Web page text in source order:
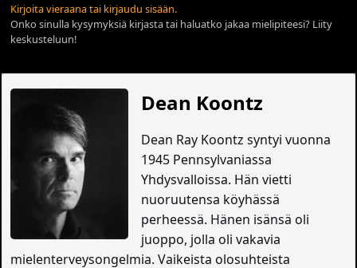
Kirjoita vieraana tai kirjaudu sisään.
Onko sinulla kysymyksiä kirjasta tai haluatko jakaa mielipiteesi? Liity
keskusteluun!
Dean Koontz
Dean Ray Koontz syntyi vuonna
1945 Pennsylvaniassa
Yhdysvalloissa. Hän vietti
nuoruutensa köyhässä
perheessä. Hänen isänsä oli
juoppo, jolla oli vakavia
mielenterveysongelmia. Vaikeista olosuhteista